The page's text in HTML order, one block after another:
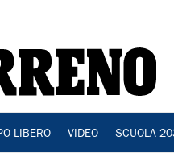
LIBERO VIDEO SCUOLA